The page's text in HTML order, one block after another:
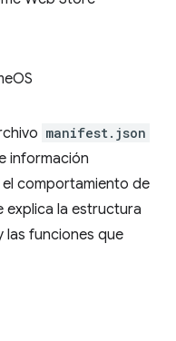
manifest.json
información
comportamiento de
explica la estructura
las funciones que